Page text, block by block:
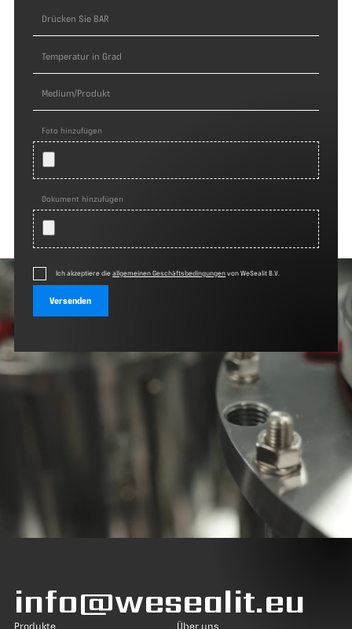
Foto hinzufügen
Dokument hinzufügen
Ich akzeptiere dieallgemeinen Geschäftsbedingungen von WeSealit B.V.
info@wesealit.eu
Produkte Über uns